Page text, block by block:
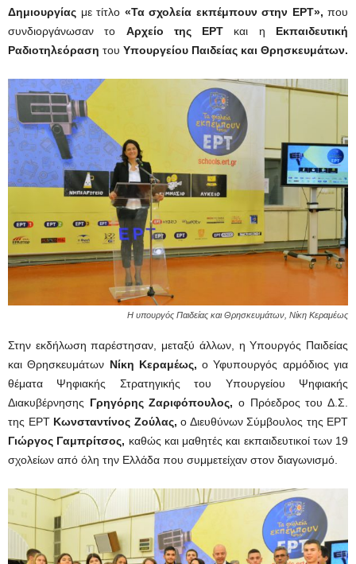
Δημιουργίας με τίτλο «Τα σχολεία εκπέμπουν στην ΕΡΤ», που
συνδιοργάνωσαν το Αρχείο της ΕΡΤ και η Εκπαιδευτική
Ραδιοτηλεόραση του Υπουργείου Παιδείας και Θρησκευμάτων.
Η υπουργός Παιδείας και Θρησκευμάτων, Νίκη Κεραμέως
Στην εκδήλωση παρέστησαν, μεταξύ άλλων, η Υπουργός Παιδείας
και Θρησκευμάτων Νίκη Κεραμέως, ο Υφυπουργός αρμόδιος για
θέματα Ψηφιακής Στρατηγικής του Υπουργείου Ψηφιακής
Διακυβέρνησης Γρηγόρης Ζαριφόπουλος, ο Πρόεδρος του Δ.Σ.
της ΕΡΤ Κωνσταντίνος Ζούλας, ο Διευθύνων Σύμβουλος της ΕΡΤ
Γιώργος Γαμπρίτσος, καθώς και μαθητές και εκπαιδευτικοί των 19
σχολείων από όλη την Ελλάδα που συμμετείχαν στον διαγωνισμό.